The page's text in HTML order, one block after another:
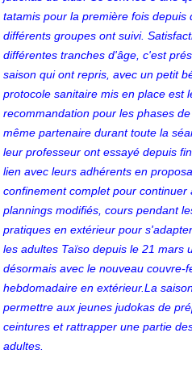
tatamis pour la première fois depuis
différents groupes ont suivi.
différentes tranches d'âge, c'est
saison qui ont repris, avec un petit
protocole sanitaire mis en place est
recommandation pour les phases
même partenaire durant toute la
leur professeur ont essayé depuis
lien avec leurs adhérents en
confinement complet pour continuer
plannings modifiés, cours pendant
pratiques en extérieur pour
les adultes Taïso depuis le 21 mars
désormais avec le nouveau couvre-
hebdomadaire en extérieur.La
permettre aux jeunes judokas de
ceintures et rattrapper une partie
adultes.